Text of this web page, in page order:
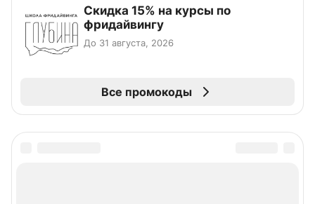
Скидка 15% на курсы по
фридайвингу
До 31 августа, 2026
Все промокоды